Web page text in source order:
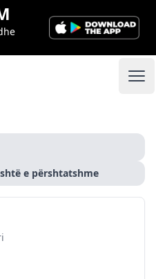
e përshtatshme